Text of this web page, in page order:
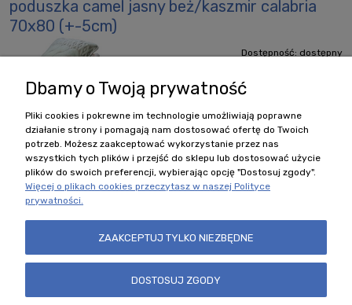
poduszka camel jasny beż/kaszmir calabria
70x80 (+-5cm)
Dostępność: dostępny
221,50 zł
DO
Zobacz również
Nasz sklep
Dbamy o Twoją prywatność
Pliki cookies i pokrewne im technologie umożliwiają poprawne
działanie strony i pomagają nam dostosować ofertę do Twoich
potrzeb. Możesz zaakceptować wykorzystanie przez nas
wszystkich tych plików i przejść do sklepu lub dostosować użycie
plików do swoich preferencji, wybierając opcję "Dostosuj zgody".
Więcej o plikach cookies przeczytasz w naszej Polityce
prywatności.
ZAAKCEPTUJ TYLKO NIEZBĘDNE
DOSTOSUJ ZGODY